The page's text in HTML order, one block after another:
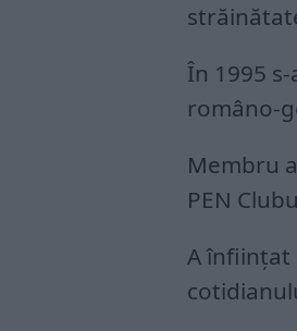
În 1995
româno-
Membru
PEN
A înfiinţat